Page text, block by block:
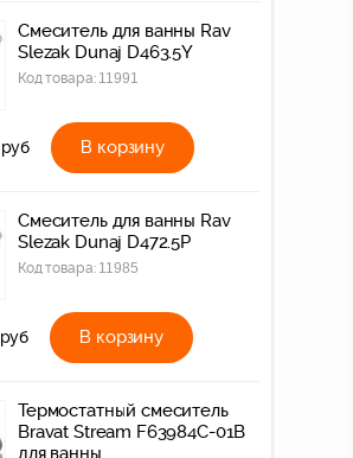
Смеситель для ванны Rav
Slezak Dunaj D463.5Y
Код товара: 11991
руб В корзину
Смеситель для ванны Rav
Slezak Dunaj D472.5P
Код товара: 11985
руб В корзину
Термостатный смеситель
Bravat Stream F63984C-01B
для ванны